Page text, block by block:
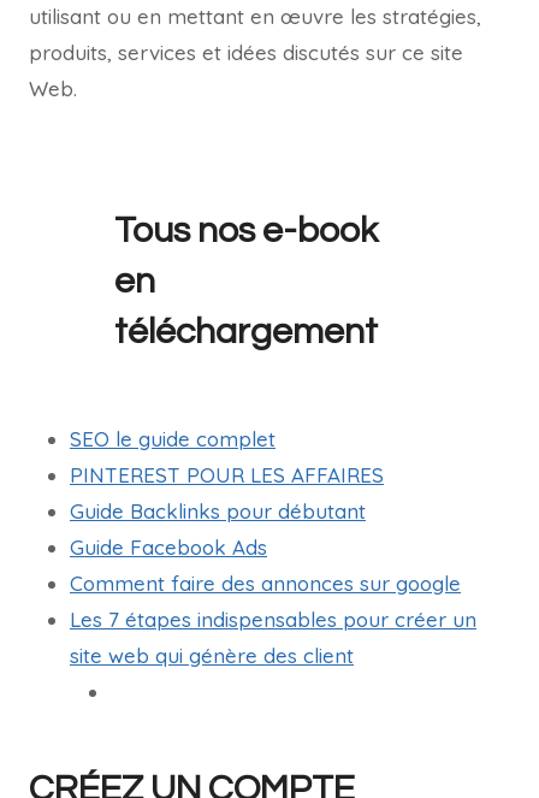
utilisant ou en mettant en œuvre les stratégies,
produits, services et idées discutés sur ce site
Web.
Tous nos e-book
en
téléchargement
SEO le guide complet
PINTEREST POUR LES AFFAIRES
Guide Backlinks pour débutant
Guide Facebook Ads
Comment faire des annonces sur google
Les 7 étapes indispensables pour créer un
site web qui génère des client
CRÉEZ UN COMPTE